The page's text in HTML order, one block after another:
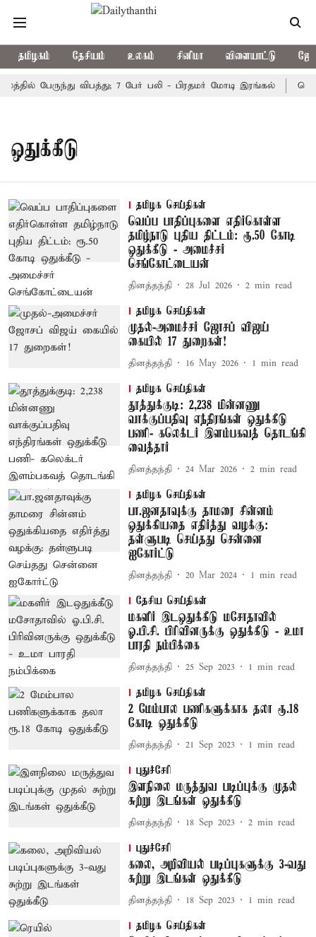
தமிழகம் தேசியம் உலகம் சினிமா விளையாட்டு
பேருந்து விபத்து; 7 பேர் பலி - பிரதமர் மோடி இரங்கல்
ஒதுக்கீடு
தமிழக செய்திகள்
வெப்ப பாதிப்புகளை எதிர்கொள்ள
தமிழ்நாடு புதிய திட்டம்: ரூ.50 கோடி
ஒதுக்கீடு - அமைச்சர்
செங்கோட்டையன்
தினத்தந்தி 28 Jul 2026 2 min read
தமிழக செய்திகள்
முதல்-அமைச்சர் ஜோசப் விஜய்
கையில் 17 துறைகள்!
தினத்தந்தி 16 May 2026 1 min read
தமிழக செய்திகள்
தூத்துக்குடி: 2,238 மின்னணு
வாக்குப்பதிவு எந்திரங்கள் ஒதுக்கீடு
பணி- கலெக்டர் இளம்பகவத் தொடங்கி
வைத்தார்
தினத்தந்தி 24 Mar 2026 2 min read
தமிழக செய்திகள்
பா.ஜனதாவுக்கு தாமரை சின்னம்
ஒதுக்கியதை எதிர்த்து வழக்கு:
தள்ளுபடி செய்தது சென்னை
ஐகோர்ட்டு
தினத்தந்தி 20 Mar 2024 1 min read
தேசிய செய்திகள்
மகளிர் இடஒதுக்கீடு மசோதாவில்
ஓ.பி.சி. பிரிவினருக்கு ஒதுக்கீடு - உமா
பாரதி நம்பிக்கை
தினத்தந்தி 25 Sep 2023 1 min read
தமிழக செய்திகள்
2 மேம்பால பணிகளுக்காக தலா ரூ.18
கோடி ஒதுக்கீடு
தினத்தந்தி 21 Sep 2023 1 min read
புதுச்சேரி
இளநிலை மருத்துவ படிப்புக்கு முதல்
சுற்று இடங்கள் ஒதுக்கீடு
தினத்தந்தி 18 Sep 2023 2 min read
புதுச்சேரி
கலை, அறிவியல் படிப்புகளுக்கு 3-வது
சுற்று இடங்கள் ஒதுக்கீடு
தினத்தந்தி 18 Sep 2023 1 min read
தமிழக செய்திகள்